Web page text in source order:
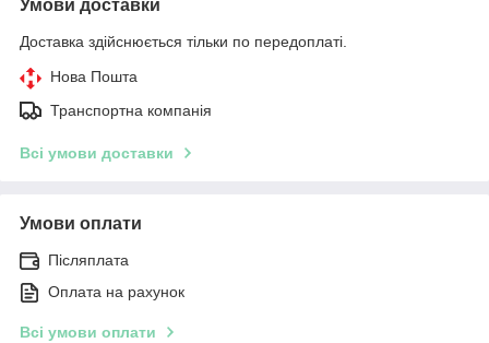
Умови доставки
Доставка здійснюється тільки по передоплаті.
Нова Пошта
Транспортна компанія
Всі умови доставки
Умови оплати
Післяплата
Оплата на рахунок
Всі умови оплати